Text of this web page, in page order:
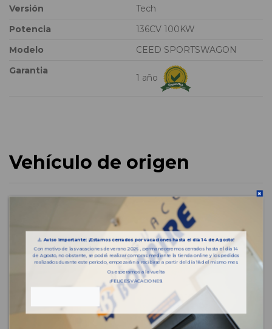
Versión
Tech
Potencia
136CV 100KW
Modelo
CEED SPORTSWAGON
Garantia
1 año
Vehículo de origen
⚠️Aviso importante: ¡Estamos cerrados por vacaciones hasta el día 14 de Agosto!
Con motivo de las vacaciones de verano 2026 , permaneceremos cerrados hasta el día 14
de Agosto, no obstante, se podrá realizar compras mediante la tienda online y los pedidos
realizados durante este periodo, empezarán a recibirse a partir del día 18 del mismo mes.
Os esperamos a la vuelta
¡FELICES VACACIONES!